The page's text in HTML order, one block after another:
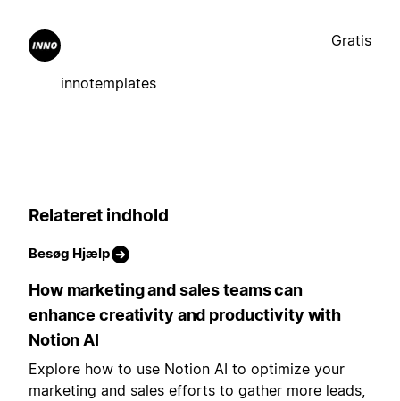
innotemplates
Gratis
Relateret indhold
Besøg Hjælp
How marketing and sales teams can
enhance creativity and productivity with
Notion AI
Explore how to use Notion AI to optimize your
marketing and sales efforts to gather more leads,